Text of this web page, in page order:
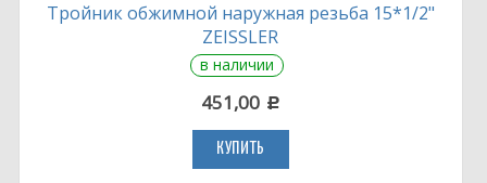
Тройник обжимной наружная резьба 15*1/2"
ZEISSLER
в наличии
451,00 c
КУПИТЬ